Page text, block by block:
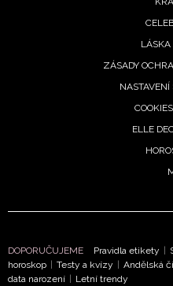
LÁSKA
ZÁSADY
NASTAVENÍ
ELLE
DOPORUČUJEME Pravidla etikety |
horoskop | Testy a kvízy | Andělská
data narození | Letní trendy